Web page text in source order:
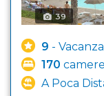
39
9 -
170 camere
A Poca